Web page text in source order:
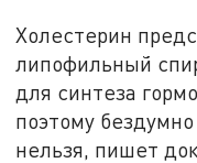
Холестерин
липофильный
для синтеза
поэтому
нельзя, пишет